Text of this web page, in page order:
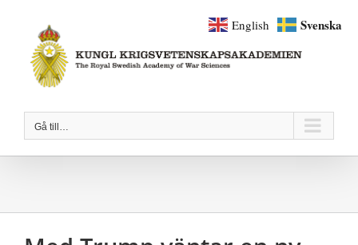
innehållet
Gå till…
English Svenska